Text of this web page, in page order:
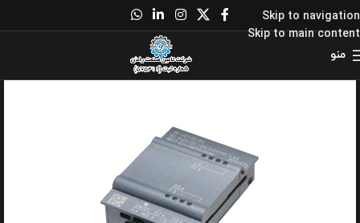
Skip to navigation
Skip to main content
منو